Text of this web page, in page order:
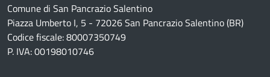
Comune di San Pancrazio Salentino
Piazza Umberto I, 5 - 72026 San Pancrazio Salentino (BR)
Codice fiscale: 80007350749
P. IVA: 00198010746